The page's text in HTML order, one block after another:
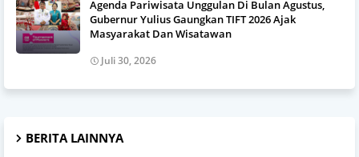
Agenda Pariwisata Unggulan Di Bulan Agustus,
Gubernur Yulius Gaungkan TIFT 2026 Ajak
Masyarakat Dan Wisatawan
Juli 30, 2026
BERITA LAINNYA